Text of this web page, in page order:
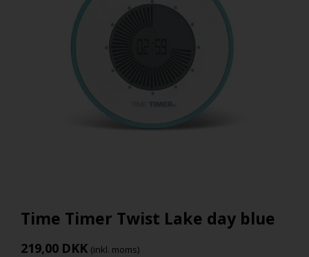
Time Timer Twist Lake day blue
219,00 DKK (inkl. moms)